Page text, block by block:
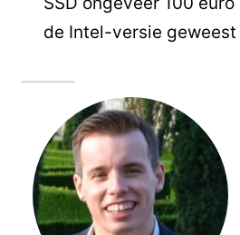
de Intel-versie geweest